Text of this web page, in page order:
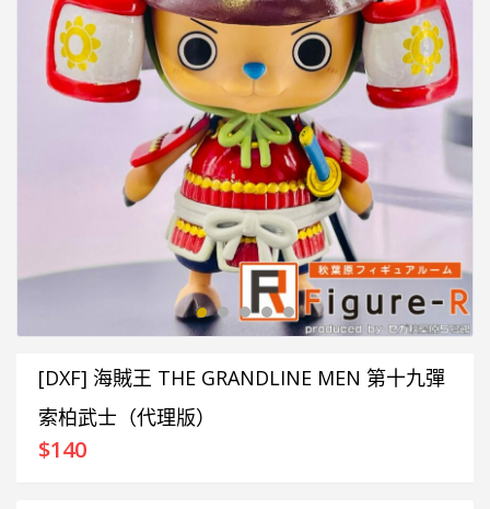
[DXF] 海賊王 THE GRANDLINE MEN 第十九彈
索柏武士（代理版）
$140